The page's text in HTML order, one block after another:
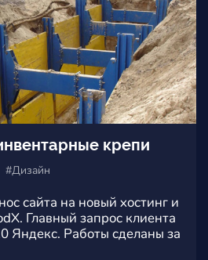
крепи
сайта на новый хостинг и
Главный запрос клиента
Работы сделаны за